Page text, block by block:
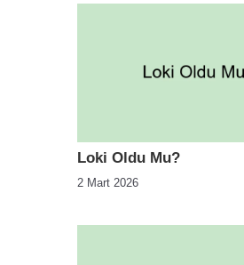
Loki Oldu Mu?
2 Mart 2026